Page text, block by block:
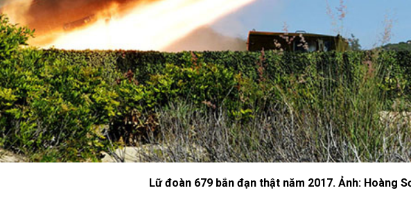
Lữ đoàn 679 bắn đạn thật năm 2017. Ảnh: Hoàng